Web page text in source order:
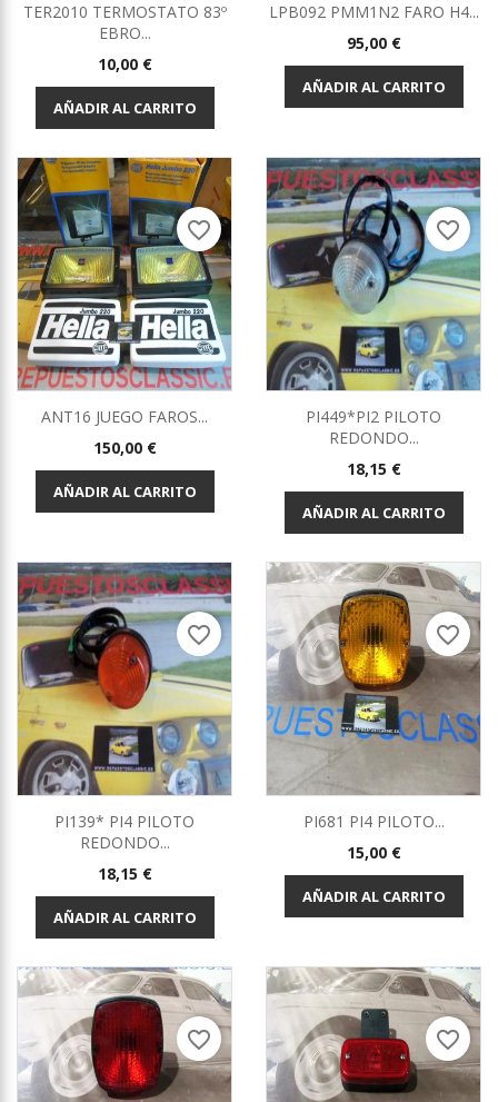
TER2010 TERMOSTATO 83º
EBRO...
Precio
10,00 €
AÑADIR AL CARRITO
LPB092 PMM1N2 FARO H4...
Precio
95,00 €
AÑADIR AL CARRITO
ANT16 JUEGO FAROS...
Precio
150,00 €
AÑADIR AL CARRITO
favorite_border
PI449*PI2 PILOTO
REDONDO...
Precio
18,15 €
AÑADIR AL CARRITO
favorite_border
PI139* PI4 PILOTO
REDONDO...
Precio
18,15 €
AÑADIR AL CARRITO
favorite_border
PI681 PI4 PILOTO...
Precio
15,00 €
AÑADIR AL CARRITO
favorite_border
favorite_border favorite_border